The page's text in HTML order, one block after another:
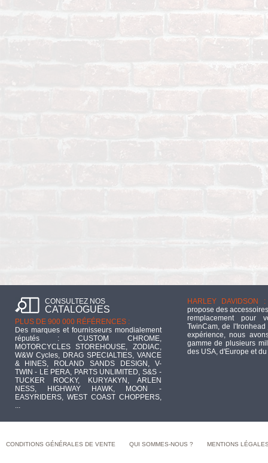
CONSULTEZ NOS
CATALOGUES
PLUS DE 900 000 RÉFÉRENCES :
Des marques et fournisseurs mondialement
réputés : CUSTOM CHROME,
MOTORCYCLES STOREHOUSE, ZODIAC,
W&W Cycles, DRAG SPECIALTIES, VANCE
& HINES, ROLAND SANDS DESIGN, V-
TWIN - LE PERA, PARTS UNLIMITED, S&S -
TUCKER ROCKY, KURYAKYN, ARLEN
NESS, HIGHWAY HAWK, MOON -
EASYRIDERS, WEST COAST CHOPPERS,
...
HARLEY DAVIDSON :
propose des
remplacement pour
TwinCam, de
expérience, nous
gamme de plusieurs
des USA, d'Europe et
CONDITIONS GÉNÉRALES DE VENTE QUI SOMMES-NOUS ? MENTIONS